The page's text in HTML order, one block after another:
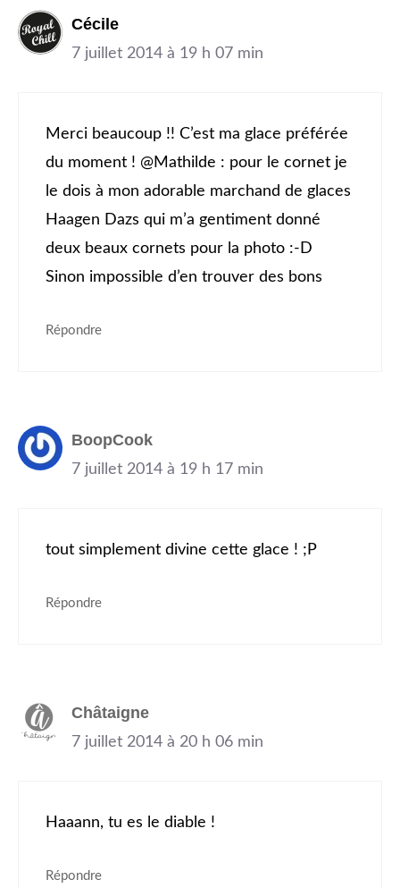
Cécile
7 juillet 2014 à 19 h 07 min
Merci beaucoup !! C’est ma glace préférée
du moment ! @Mathilde : pour le cornet je
le dois à mon adorable marchand de glaces
Haagen Dazs qui m’a gentiment donné
deux beaux cornets pour la photo :-D
Sinon impossible d’en trouver des bons
Répondre
BoopCook
7 juillet 2014 à 19 h 17 min
tout simplement divine cette glace ! ;P
Répondre
Châtaigne
7 juillet 2014 à 20 h 06 min
Haaann, tu es le diable !
Répondre